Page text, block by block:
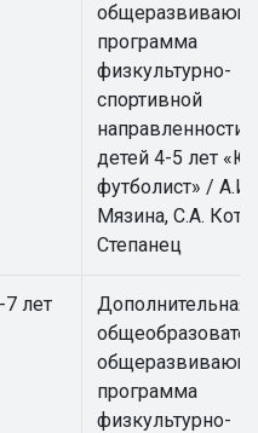
программа
физкультурно-
спортивной
направленности
детей 4-5 лет
футболист» / А.И.
Мязина, С.А.
Степанец
7 лет
Дополнительная
программа
физкультурно-